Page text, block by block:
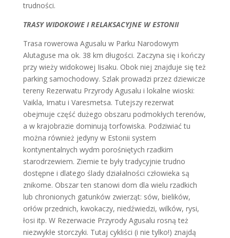
trudności.
TRASY WIDOKOWE I RELAKSACYJNE W ESTONII
Trasa rowerowa Agusalu w Parku Narodowym
Alutaguse ma ok. 38 km długości. Zaczyna się i kończy
przy wieży widokowej Iisaku. Obok niej znajduje się też
parking samochodowy. Szlak prowadzi przez dziewicze
tereny Rezerwatu Przyrody Agusalu i lokalne wioski:
Vaikla, Imatu i Varesmetsa. Tutejszy rezerwat
obejmuje część dużego obszaru podmokłych terenów,
a w krajobrazie dominują torfowiska. Podziwiać tu
można również jedyny w Estonii system
kontynentalnych wydm porośniętych rzadkim
starodrzewiem. Ziemie te były tradycyjnie trudno
dostępne i dlatego ślady działalności człowieka są
znikome. Obszar ten stanowi dom dla wielu rzadkich
lub chronionych gatunków zwierząt: sów, bielików,
orłów przednich, kwokaczy, niedźwiedzi, wilków, rysi,
łosi itp. W Rezerwacie Przyrody Agusalu rosną też
niezwykłe storczyki. Tutaj cykliści (i nie tylko!) znajdą